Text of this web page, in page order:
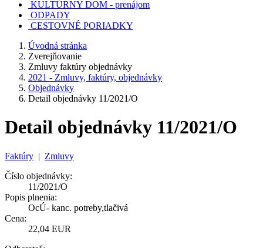
KULTÚRNY DOM - prenájom
ODPADY
CESTOVNÉ PORIADKY
Úvodná stránka
Zverejňovanie
Zmluvy faktúry objednávky
2021 - Zmluvy, faktúry, objednávky
Objednávky
Detail objednávky 11/2021/O
Detail objednávky 11/2021/O
Faktúry | Zmluvy
Číslo objednávky:
11/2021/O
Popis plnenia:
OcÚ- kanc. potreby,tlačivá
Cena:
22,04 EUR